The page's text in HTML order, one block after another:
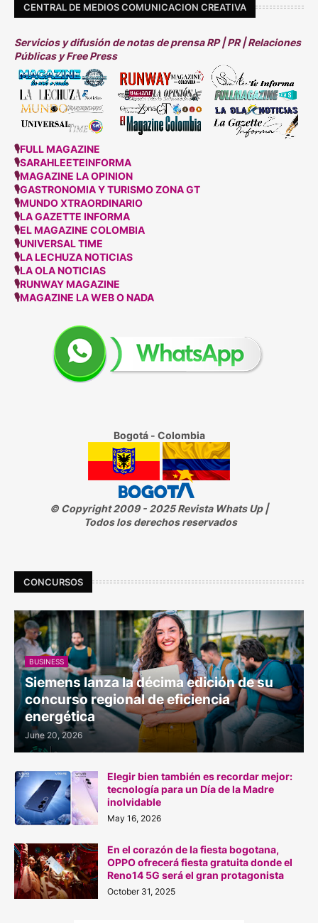
CENTRAL DE MEDIOS COMUNICACION CREATIVA
Servicios y difusión de notas de prensa RP | PR | Relaciones
Públicas y Free Press
🎙FULL MAGAZINE
🎙SARAHLEETEINFORMA
🎙MAGAZINE LA OPINION
🎙GASTRONOMIA Y TURISMO ZONA GT
🎙MUNDO XTRAORDINARIO
🎙LA GAZETTE INFORMA
🎙EL MAGAZINE COLOMBIA
🎙UNIVERSAL TIME
🎙LA LECHUZA NOTICIAS
🎙LA OLA NOTICIAS
🎙RUNWAY MAGAZINE
🎙MAGAZINE LA WEB O NADA
Bogotá - Colombia
© Copyright 2009 - 2025 Revista Whats Up |
Todos los derechos reservados
CONCURSOS
BUSINESS
Siemens lanza la décima edición de su
concurso regional de eficiencia
energética
June 20, 2026
Elegir bien también es recordar mejor:
tecnología para un Día de la Madre
inolvidable
May 16, 2026
En el corazón de la fiesta bogotana,
OPPO ofrecerá fiesta gratuita donde el
Reno14 5G será el gran protagonista
October 31, 2025